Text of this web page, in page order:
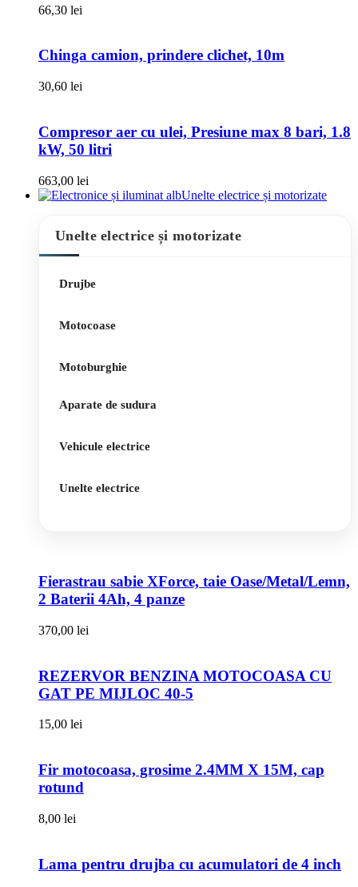
66,30 lei
Chinga camion, prindere clichet, 10m
30,60 lei
Compresor aer cu ulei, Presiune max 8 bari, 1.8
kW, 50 litri
663,00 lei
Unelte electrice și motorizate
Unelte electrice și motorizate
Drujbe
Motocoase
Motoburghie
Aparate de sudura
Vehicule electrice
Unelte electrice
Fierastrau sabie XForce, taie Oase/Metal/Lemn,
2 Baterii 4Ah, 4 panze
370,00 lei
REZERVOR BENZINA MOTOCOASA CU
GAT PE MIJLOC 40-5
15,00 lei
Fir motocoasa, grosime 2.4MM X 15M, cap
rotund
8,00 lei
Lama pentru drujba cu acumulatori de 4 inch